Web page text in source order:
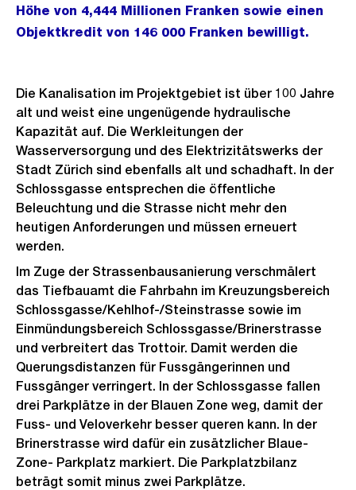
Höhe von 4,444 Millionen Franken sowie einen
Objektkredit von 146 000 Franken bewilligt.
Die Kanalisation im Projektgebiet ist über 100 Jahre
alt und weist eine ungenügende hydraulische
Kapazität auf. Die Werkleitungen der
Wasserversorgung und des Elektrizitätswerks der
Stadt Zürich sind ebenfalls alt und schadhaft. In der
Schlossgasse entsprechen die öffentliche
Beleuchtung und die Strasse nicht mehr den
heutigen Anforderungen und müssen erneuert
werden.
Im Zuge der Strassenbausanierung verschmälert
das Tiefbauamt die Fahrbahn im Kreuzungsbereich
Schlossgasse/Kehlhof-/Steinstrasse sowie im
Einmündungsbereich Schlossgasse/Brinerstrasse
und verbreitert das Trottoir. Damit werden die
Querungsdistanzen für Fussgängerinnen und
Fussgänger verringert. In der Schlossgasse fallen
drei Parkplätze in der Blauen Zone weg, damit der
Fuss- und Veloverkehr besser queren kann. In der
Brinerstrasse wird dafür ein zusätzlicher Blaue-
Zone- Parkplatz markiert. Die Parkplatzbilanz
beträgt somit minus zwei Parkplätze.